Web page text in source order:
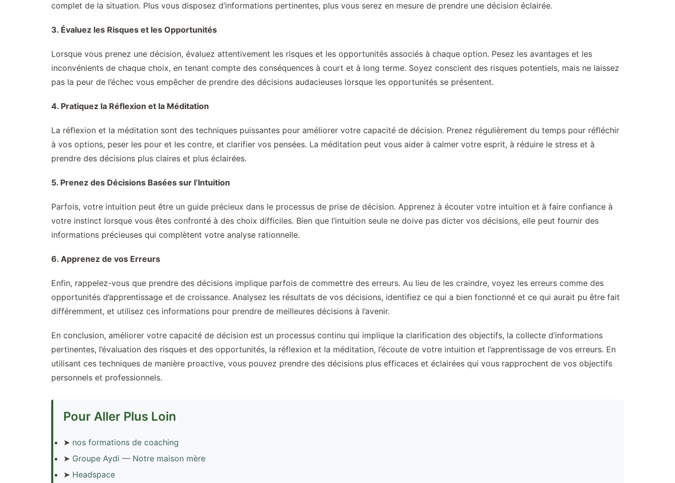
complet de la situation. Plus vous disposez d’informations pertinentes, plus vous serez en mesure de prendre une décision éclairée.
3. Évaluez les Risques et les Opportunités
Lorsque vous prenez une décision, évaluez attentivement les risques et les opportunités associés à chaque option. Pesez les avantages et les
inconvénients de chaque choix, en tenant compte des conséquences à court et à long terme. Soyez conscient des risques potentiels, mais ne laissez
pas la peur de l’échec vous empêcher de prendre des décisions audacieuses lorsque les opportunités se présentent.
4. Pratiquez la Réflexion et la Méditation
La réflexion et la méditation sont des techniques puissantes pour améliorer votre capacité de décision. Prenez régulièrement du temps pour réfléchir
à vos options, peser les pour et les contre, et clarifier vos pensées. La méditation peut vous aider à calmer votre esprit, à réduire le stress et à
prendre des décisions plus claires et plus éclairées.
5. Prenez des Décisions Basées sur l’Intuition
Parfois, votre intuition peut être un guide précieux dans le processus de prise de décision. Apprenez à écouter votre intuition et à faire confiance à
votre instinct lorsque vous êtes confronté à des choix difficiles. Bien que l’intuition seule ne doive pas dicter vos décisions, elle peut fournir des
informations précieuses qui complètent votre analyse rationnelle.
6. Apprenez de vos Erreurs
Enfin, rappelez-vous que prendre des décisions implique parfois de commettre des erreurs. Au lieu de les craindre, voyez les erreurs comme des
opportunités d’apprentissage et de croissance. Analysez les résultats de vos décisions, identifiez ce qui a bien fonctionné et ce qui aurait pu être fait
différemment, et utilisez ces informations pour prendre de meilleures décisions à l’avenir.
En conclusion, améliorer votre capacité de décision est un processus continu qui implique la clarification des objectifs, la collecte d’informations
pertinentes, l’évaluation des risques et des opportunités, la réflexion et la méditation, l’écoute de votre intuition et l’apprentissage de vos erreurs. En
utilisant ces techniques de manière proactive, vous pouvez prendre des décisions plus efficaces et éclairées qui vous rapprochent de vos objectifs
personnels et professionnels.
Pour Aller Plus Loin
➤ nos formations de coaching
➤ Groupe Aydi — Notre maison mère
➤ Headspace